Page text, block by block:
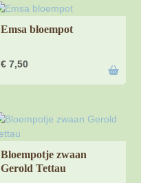
Emsa bloempot
€ 7,50
Bloempotje zwaan
Gerold Tettau